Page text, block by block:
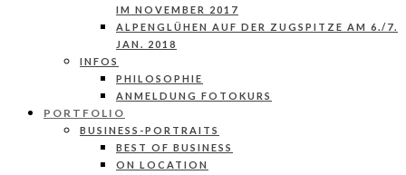
IM NOVEMBER 2017
ALPENGLÜHEN AUF DER ZUGSPITZE AM 6./7.
JAN. 2018
INFOS
PHILOSOPHIE
ANMELDUNG FOTOKURS
PORTFOLIO
BUSINESS-PORTRAITS
BEST OF BUSINESS
ON LOCATION